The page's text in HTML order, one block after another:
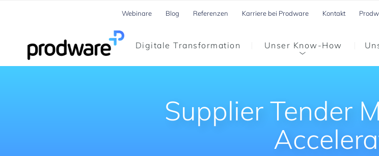
Webinare Blog Referenzen Karriere bei Prodware Kontakt
Digitale Transformation Unser Know-How
Supplier Tender